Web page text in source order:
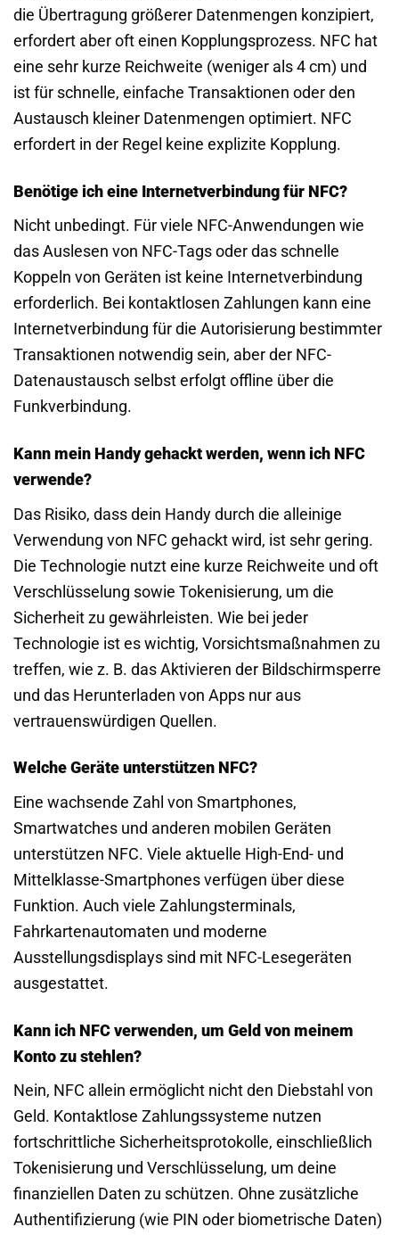
die Übertragung größerer Datenmengen konzipiert,
erfordert aber oft einen Kopplungsprozess. NFC hat
eine sehr kurze Reichweite (weniger als 4 cm) und
ist für schnelle, einfache Transaktionen oder den
Austausch kleiner Datenmengen optimiert. NFC
erfordert in der Regel keine explizite Kopplung.
Benötige ich eine Internetverbindung für NFC?
Nicht unbedingt. Für viele NFC-Anwendungen wie
das Auslesen von NFC-Tags oder das schnelle
Koppeln von Geräten ist keine Internetverbindung
erforderlich. Bei kontaktlosen Zahlungen kann eine
Internetverbindung für die Autorisierung bestimmter
Transaktionen notwendig sein, aber der NFC-
Datenaustausch selbst erfolgt offline über die
Funkverbindung.
Kann mein Handy gehackt werden, wenn ich NFC
verwende?
Das Risiko, dass dein Handy durch die alleinige
Verwendung von NFC gehackt wird, ist sehr gering.
Die Technologie nutzt eine kurze Reichweite und oft
Verschlüsselung sowie Tokenisierung, um die
Sicherheit zu gewährleisten. Wie bei jeder
Technologie ist es wichtig, Vorsichtsmaßnahmen zu
treffen, wie z. B. das Aktivieren der Bildschirmsperre
und das Herunterladen von Apps nur aus
vertrauenswürdigen Quellen.
Welche Geräte unterstützen NFC?
Eine wachsende Zahl von Smartphones,
Smartwatches und anderen mobilen Geräten
unterstützen NFC. Viele aktuelle High-End- und
Mittelklasse-Smartphones verfügen über diese
Funktion. Auch viele Zahlungsterminals,
Fahrkartenautomaten und moderne
Ausstellungsdisplays sind mit NFC-Lesegeräten
ausgestattet.
Kann ich NFC verwenden, um Geld von meinem
Konto zu stehlen?
Nein, NFC allein ermöglicht nicht den Diebstahl von
Geld. Kontaktlose Zahlungssysteme nutzen
fortschrittliche Sicherheitsprotokolle, einschließlich
Tokenisierung und Verschlüsselung, um deine
finanziellen Daten zu schützen. Ohne zusätzliche
Authentifizierung (wie PIN oder biometrische Daten)